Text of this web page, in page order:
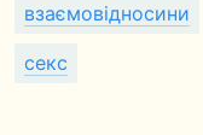
взаємовідносини
секс